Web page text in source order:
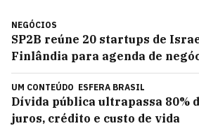
NEGÓCIOS
SP2B reúne 20 startups de
Finlândia para agenda de
UM CONTEÚDO ESFERA BRASIL
Dívida pública ultrapassa 80%
juros, crédito e custo de vida